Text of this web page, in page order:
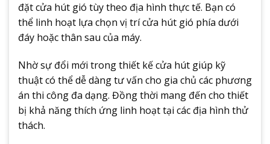
đặt cửa hút gió tùy theo địa hình thực tế. Bạn có
thể linh hoạt lựa chọn vị trí cửa hút gió phía dưới
đáy hoặc thân sau của máy.
Nhờ sự đổi mới trong thiết kế cửa hút giúp kỹ
thuật có thể dễ dàng tư vấn cho gia chủ các phương
án thi công đa dạng. Đồng thời mang đến cho thiết
bị khả năng thích ứng linh hoạt tại các địa hình thử
thách.